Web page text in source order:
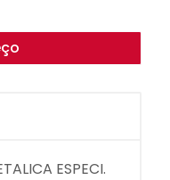
ESPECI.